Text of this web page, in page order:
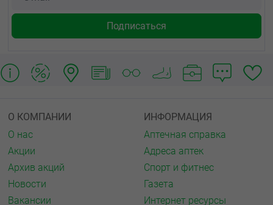
О КОМПАНИИ
О нас
Акции
Архив акций
Новости
Вакансии
ИНФОРМАЦИЯ
Аптечная справка
Адреса аптек
Спорт и фитнес
Газета
Интернет ресурсы